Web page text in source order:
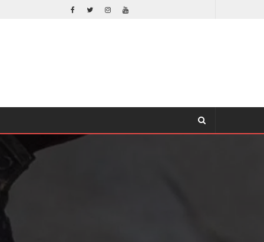
EL LIVE-ACTION DE ZELDA ELIGE A SU VILLANO